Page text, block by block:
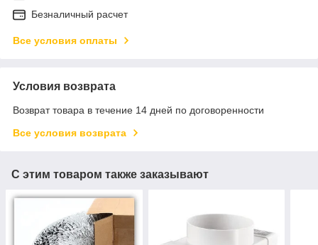
Безналичный расчет
Все условия оплаты
Условия возврата
Возврат товара в течение 14 дней по договоренности
Все условия возврата
С этим товаром также заказывают